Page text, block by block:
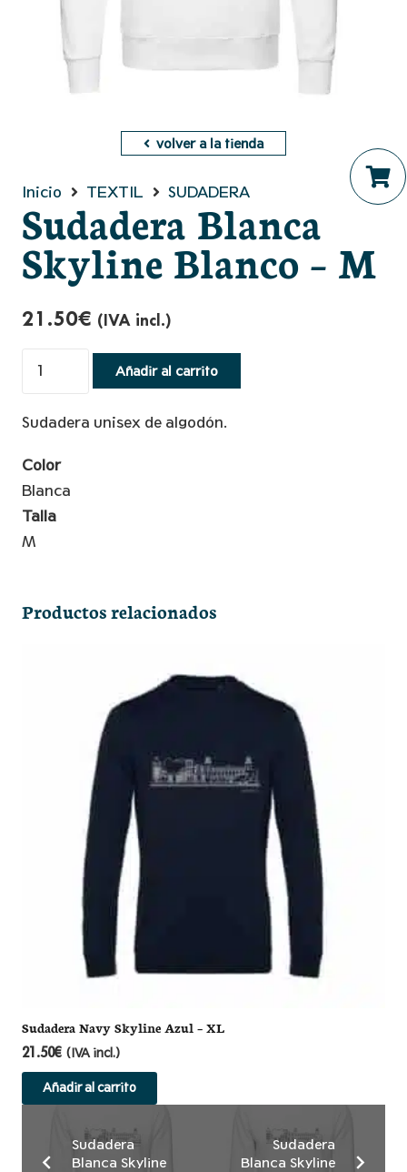
volver a la tienda
Inicio TEXTIL SUDADERA
Sudadera Blanca
Skyline Blanco – M
21.50€ (IVA incl.)
-
M
cantidad
Añadir al carrito
Sudadera unisex de algodón.
Color
Blanca
Talla
M
Productos relacionados
Sudadera Navy Skyline Azul – XL
21.50€ (IVA incl.)
Añadir al carrito
Sudadera
Blanca Skyline
Sudadera
Blanca Skyline